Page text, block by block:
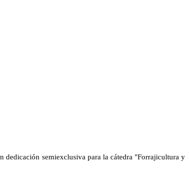
dedicación semiexclusiva para la cátedra "Forrajicultura y